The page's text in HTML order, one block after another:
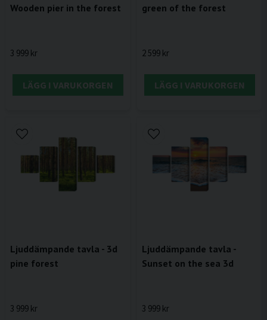
Wooden pier in the forest
3 999 kr
LÄGG I VARUKORGEN
green of the forest
2 599 kr
LÄGG I VARUKORGEN
Ljuddämpande tavla - 3d
pine forest
3 999 kr
Ljuddämpande tavla -
Sunset on the sea 3d
3 999 kr